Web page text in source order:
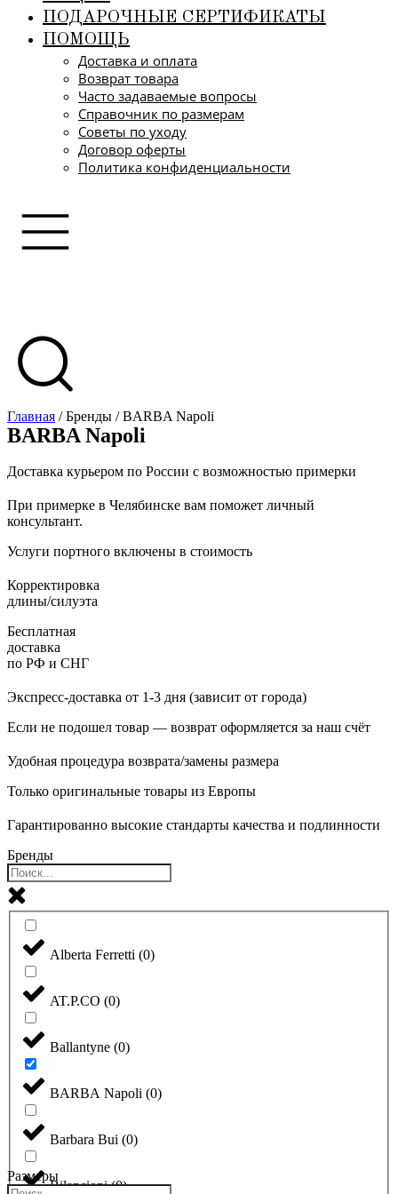
ПОДАРОЧНЫЕ СЕРТИФИКАТЫ
ПОМОЩЬ
Доставка и оплата
Возврат товара
Часто задаваемые вопросы
Справочник по размерам
Советы по уходу
Договор оферты
Политика конфиденциальности
Главная / Бренды / BARBA Napoli
BARBA Napoli
Доставка курьером по России с возможностью примерки
При примерке в Челябинске вам поможет личный
консультант.
Услуги портного включены в стоимость
Корректировка
длины/силуэта
Бесплатная
доставка
по РФ и СНГ
Экспресс-доставка от 1-3 дня (зависит от города)
Если не подошел товар — возврат оформляется за наш счёт
Удобная процедура возврата/замены размера
Только оригинальные товары из Европы
Гарантированно высокие стандарты качества и подлинности
Бренды
Alberta Ferretti (0)
AT.P.CO (0)
Ballantyne (0)
BARBA Napoli (0)
Barbara Bui (0)
Bilancioni (0)
Размеры